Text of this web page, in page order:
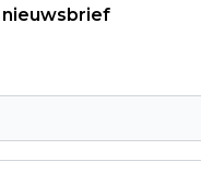
nieuwsbrief